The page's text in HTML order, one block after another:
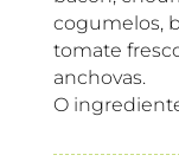
cogumelos,
tomate
anchovas.
O